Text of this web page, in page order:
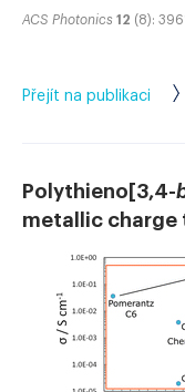
ACS Photonics 12 (8):
Přejít na publikaci
Polythieno[3,4-
metallic charge